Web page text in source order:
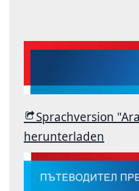
Sprachversion
herunterladen